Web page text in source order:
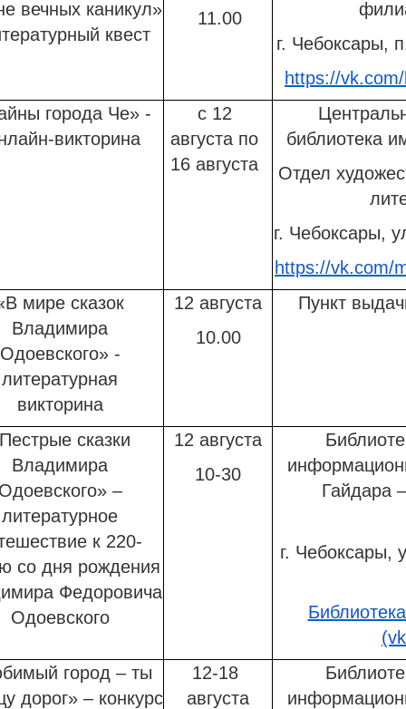
вечных каникул»
квест
11.00
г. Чебоксары,
https://
города Че» -
викторина
с 12
августа по
16 августа
библиотека
Отдел
г. Чебоксары,
https://vk.com/
мире сказок
Владимира
Одоевского» -
литературная
викторина
12 августа
10.00
Пункт
сказки
Владимира
–
литературное
к 220-
со дня рождения
Федоровича
Одоевского
12 августа
10-30
Гайдара
г. Чебоксары,
город – ты
дорог» – конкурс
12-18
августа